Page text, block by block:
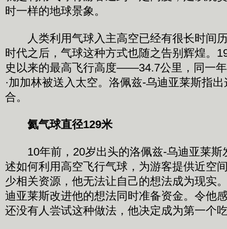
时一样的地球景象。
人类利用气球入主高空已经有很长时间
时代之后，气球这种方式也随之告别辉煌。
史以来的最高飞行高度——34.7公里，同一
·加加林被送入太空。洛佩兹-乌迪亚莱斯指
合。
氦气球直径129米
10年前，20岁出头的洛佩兹-乌迪亚莱斯
述如何利用高空飞行气球，为游客提供近空
少相关资源，他无法让自己的想法成为现实
迪亚莱斯改进他的想法同时准备资金。令他
还没有人尝试这种做法，他决定成为第一个